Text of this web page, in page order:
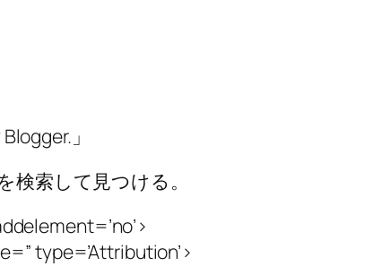
」
索して見つける。
type=’Attribution’>